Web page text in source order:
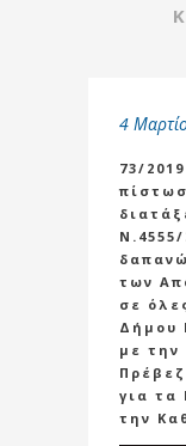
4
73/
Ν.4555/
των
σε
Δήμου
με την
για τα
την